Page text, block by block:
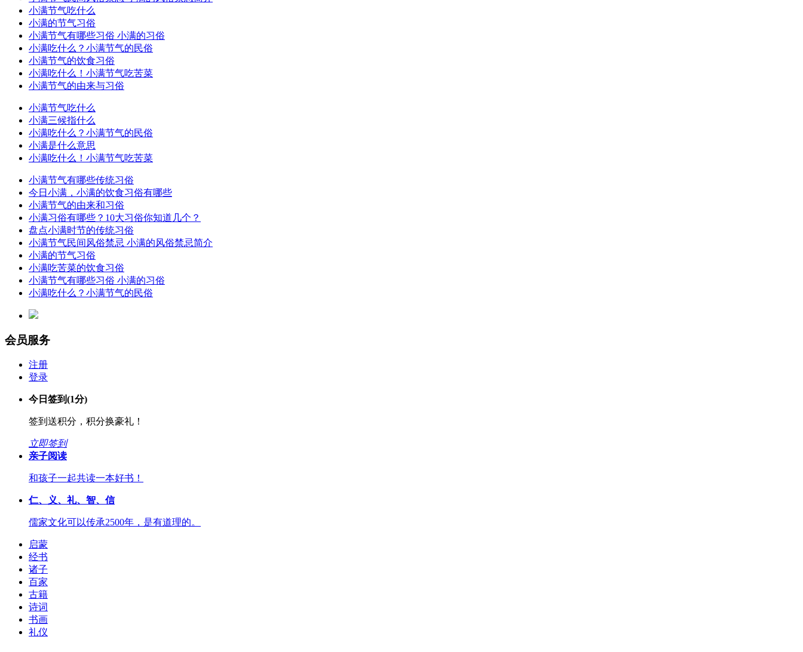
小满节气吃什么
小满的节气习俗
小满节气有哪些习俗 小满的习俗
小满吃什么？小满节气的民俗
小满节气的饮食习俗
小满吃什么！小满节气吃苦菜
小满节气的由来与习俗
小满节气吃什么
小满三候指什么
小满吃什么？小满节气的民俗
小满是什么意思
小满吃什么！小满节气吃苦菜
小满节气有哪些传统习俗
今日小满，小满的饮食习俗有哪些
小满节气的由来和习俗
小满习俗有哪些？10大习俗你知道几个？
盘点小满时节的传统习俗
小满节气民间风俗禁忌 小满的风俗禁忌简介
小满的节气习俗
小满吃苦菜的饮食习俗
小满节气有哪些习俗 小满的习俗
小满吃什么？小满节气的民俗
会员服务
注册
登录
今日签到(1分)
签到送积分，积分换豪礼！
立即签到
亲子阅读
和孩子一起共读一本好书！
仁、义、礼、智、信
儒家文化可以传承2500年，是有道理的。
启蒙
经书
诸子
百家
古籍
诗词
书画
礼仪